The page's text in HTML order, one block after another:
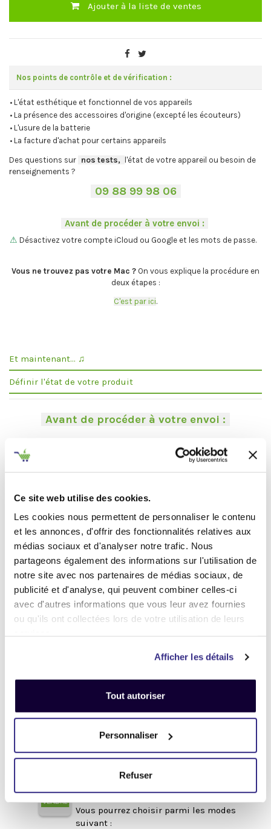
Ce site web utilise des cookies.
Les cookies nous permettent de personnaliser le contenu
et les annonces, d'offrir des fonctionnalités relatives aux
médias sociaux et d'analyser notre trafic. Nous
partageons également des informations sur l'utilisation de
notre site avec nos partenaires de médias sociaux, de
publicité et d'analyse, qui peuvent combiner celles-ci
avec d'autres informations que vous leur avez fournies
ou qu'ils ont collectées lors de votre utilisation de leurs
Afficher les détails
Tout autoriser
Personnaliser
Refuser
Ajouter à la liste de ventes
Nos points de contrôle et de vérification :
• L'état esthétique et fonctionnel de vos appareils
• La présence des accessoires d'origine (excepté les écouteurs)
• L'usure de la batterie
• La facture d'achat pour certains appareils
Des questions sur nos tests,
l'état de votre appareil ou besoin de
renseignements ?
09 88 99 98 06-
Avant de procéder à votre envoi :
⚠ Désactivez votre compte iCloud ou Google et les mots de passe.
Vous ne trouvez pas votre Mac ? On vous explique la procédure en
deux étapes :
C'est par ici.
Et maintenant... ♫
Définir l'état de votre produit
Avant de procéder à votre envoi :
votre compteiCloud
(iPhone, iPad, iMac) ouGoogle
Enleveztous les mots de passe
(valable pour tous les appareils).
Pour obtenir de l'aide,cliquez-ici
.
Afin de bénéficier du meilleur prix,
pensez à fournir les accessoires
d'origineen votre possession :
Boîte, chargeur, câbles, souris,
clavier, facture etc.
.
avant l'envoi — nous en prendrons
On vous explique ici comment faire
Et maintenant... ♫
Pour procéder auRachat
-Ajouter à la liste de ventes.
Vous pourrez choisir parmi les modes
suivant :